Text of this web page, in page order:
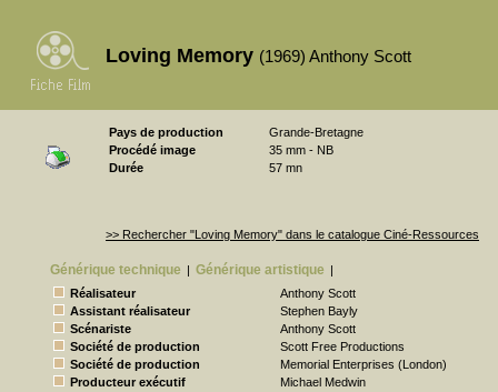
Loving Memory (1969) Anthony Scott
Pays de production
Grande-Bretagne
Procédé image
35 mm - NB
Durée
57 mn
>> Rechercher "Loving Memory" dans le catalogue Ciné-Ressources
Générique technique | Générique artistique |
Réalisateur
Anthony Scott
Assistant réalisateur
Stephen Bayly
Scénariste
Anthony Scott
Société de production
Scott Free Productions
Société de production
Memorial Enterprises (London)
Producteur exécutif
Michael Medwin